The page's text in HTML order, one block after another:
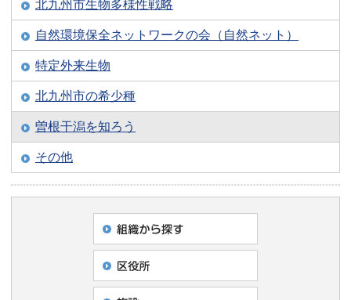
北九州市生物多様性戦略
自然環境保全ネットワークの会（自然ネット）
特定外来生物
北九州市の希少種
曽根干潟を知ろう
その他